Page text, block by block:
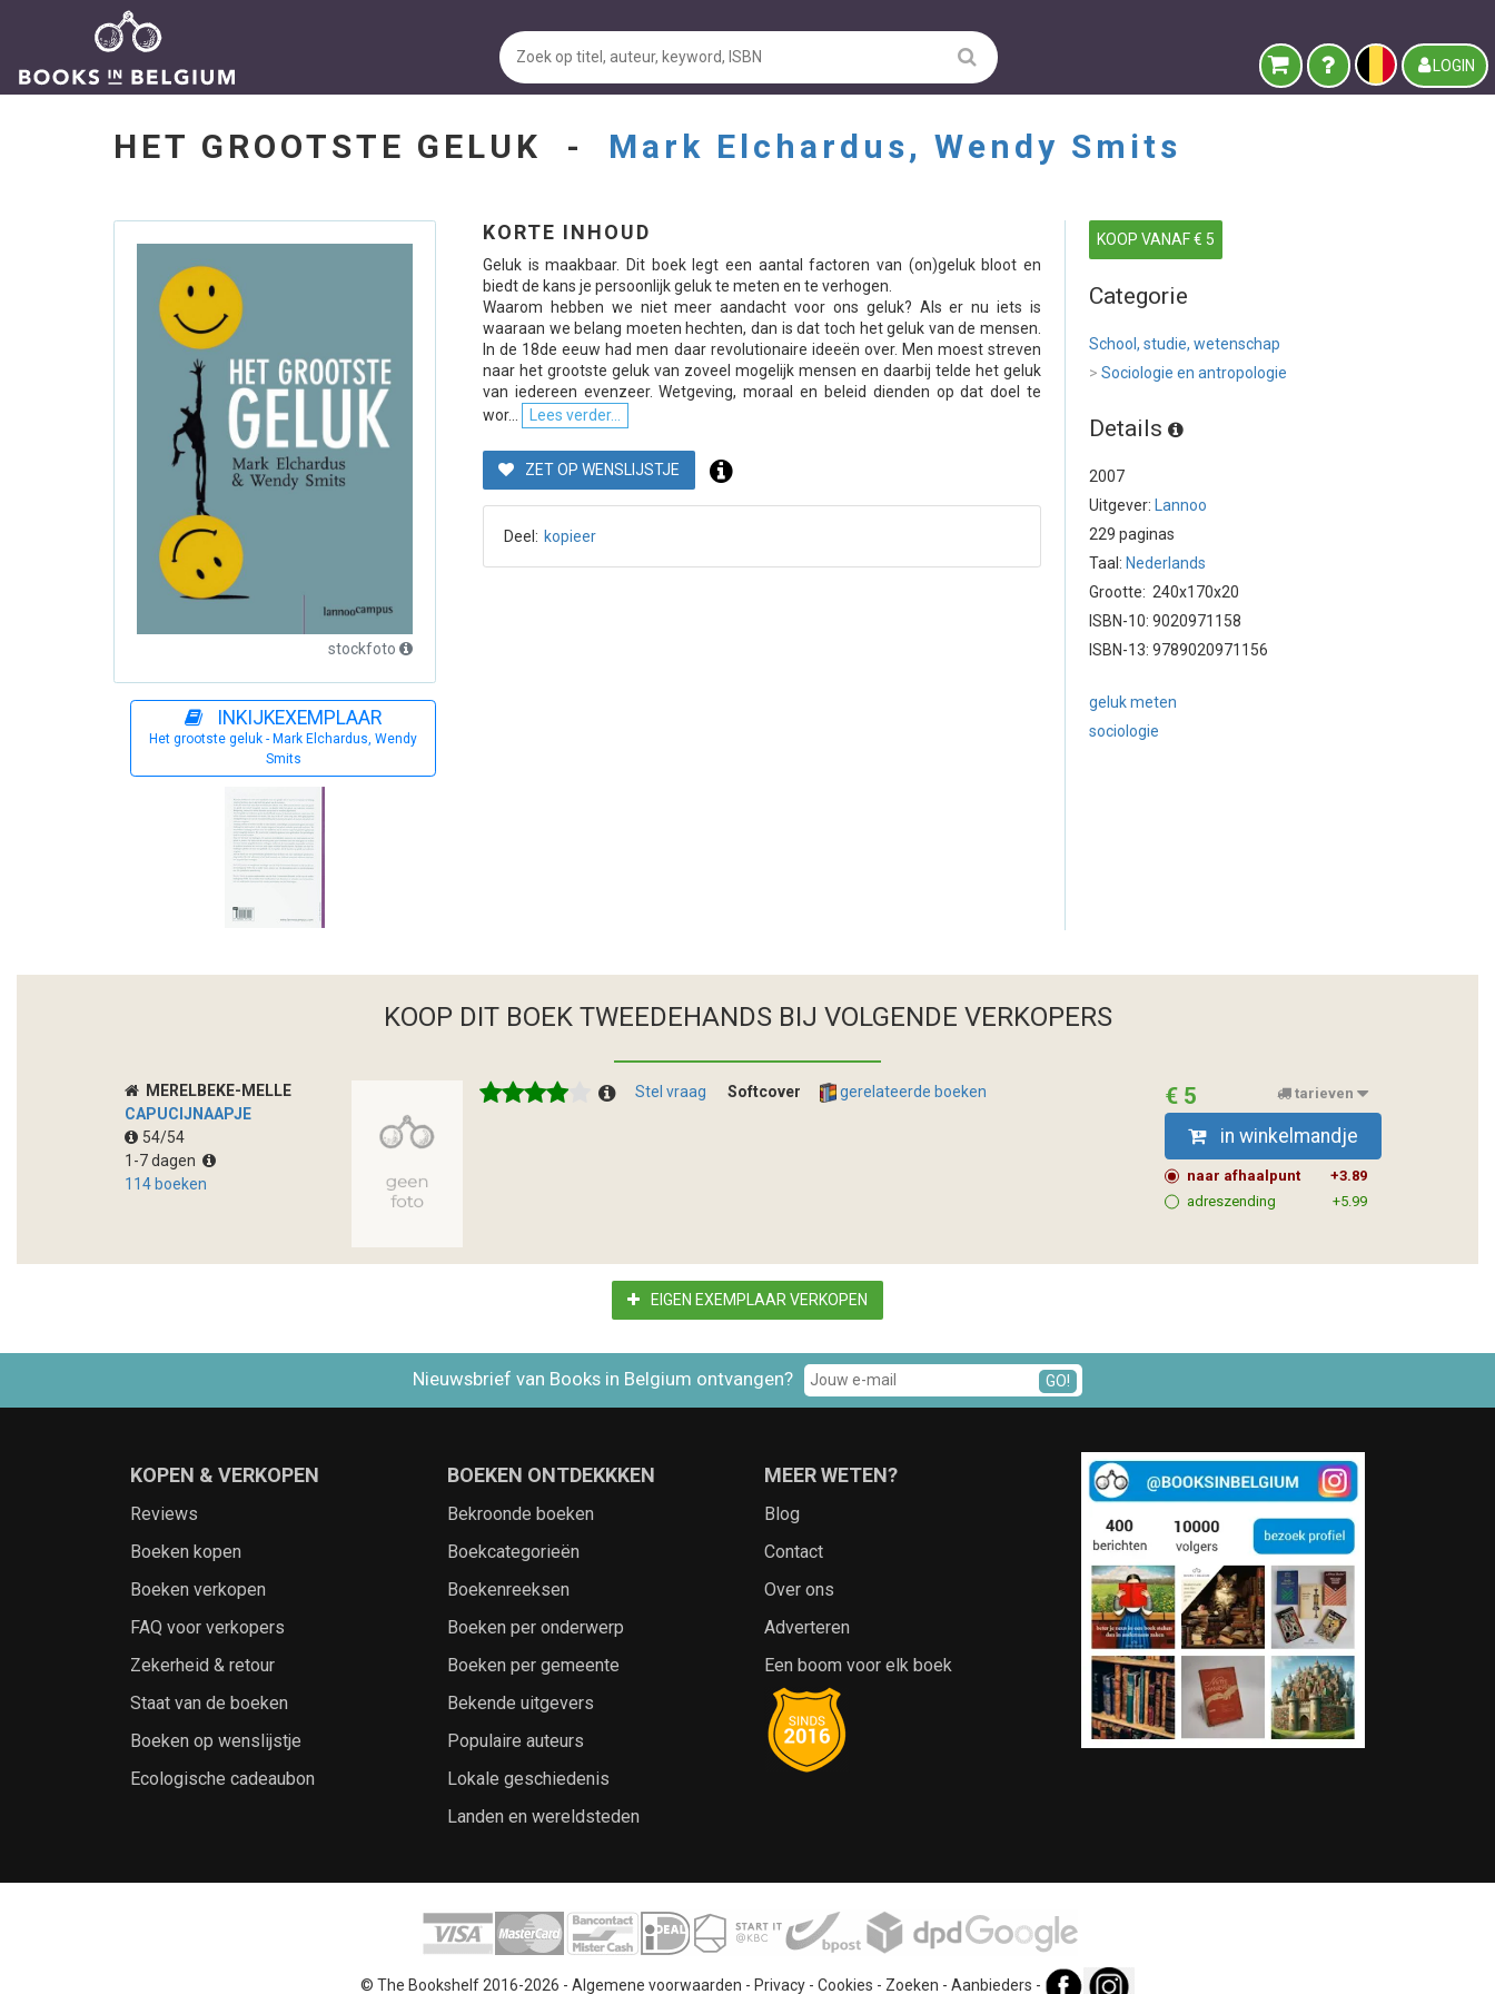
LOGIN
HET GROOTSTE GELUK - Mark Elchardus, Wendy Smits
stockfoto
INKIJKEXEMPLAAR
Het grootste geluk - Mark Elchardus, Wendy
Smits
KORTE INHOUD
Geluk is maakbaar. Dit boek legt een aantal factoren van (on)geluk bloot en
biedt de kans je persoonlijk geluk te meten en te verhogen.
Waarom hebben we niet meer aandacht voor ons geluk? Als er nu iets is
waaraan we belang moeten hechten, dan is dat toch het geluk van de mensen.
In de 18de eeuw had men daar revolutionaire ideeën over. Men moest streven
naar het grootste geluk van zoveel mogelijk mensen en daarbij telde het geluk
van iedereen evenzeer. Wetgeving, moraal en beleid dienden op dat doel te
wor...
Lees verder...
ZET OP WENSLIJSTJE
Deel: kopieer
KOOP VANAF € 5
Categorie
School, studie, wetenschap
> Sociologie en antropologie
Details
2007
Uitgever:
Lannoo
229 paginas
Taal: Nederlands
Grootte: 240x170x20
ISBN-10: 9020971158
ISBN-13: 9789020971156
geluk meten
sociologie
KOOP DIT BOEK TWEEDEHANDS BIJ VOLGENDE VERKOPERS
MERELBEKE-MELLE
CAPUCIJNAAPJE
54/54
1-7 dagen
114 boeken
Stel vraag Softcover gerelateerde boeken € 5 tarieven
in winkelmandje
naar afhaalpunt
+3.89
adreszending
+5.99
EIGEN EXEMPLAAR VERKOPEN
Nieuwsbrief van Books in Belgium ontvangen? GO!
KOPEN & VERKOPEN
Reviews
Boeken kopen
Boeken verkopen
FAQ voor verkopers
Zekerheid & retour
Staat van de boeken
Boeken op wenslijstje
Ecologische cadeaubon
BOEKEN ONTDEKKKEN
Bekroonde boeken
Boekcategorieën
Boekenreeksen
Boeken per onderwerp
Boeken per gemeente
Bekende uitgevers
Populaire auteurs
Lokale geschiedenis
Landen en wereldsteden
MEER WETEN?
Blog
Contact
Over ons
Adverteren
Een boom voor elk boek
© The Bookshelf 2016-2026 - Algemene voorwaarden - Privacy - Cookies - Zoeken - Aanbieders -